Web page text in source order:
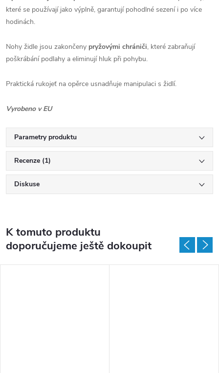
které se používají jako výplně, garantují pohodlné sezení i po více
hodinách.
Nohy židle jsou zakončeny pryžovými chrániči, které zabraňují
poškrábání podlahy a eliminují hluk při pohybu.
Praktická rukojeť na opěrce usnadňuje manipulaci s židlí.
Vyrobeno v EU
Parametry produktu
Recenze (1)
Diskuse
K tomuto produktu
doporučujeme ještě dokoupit